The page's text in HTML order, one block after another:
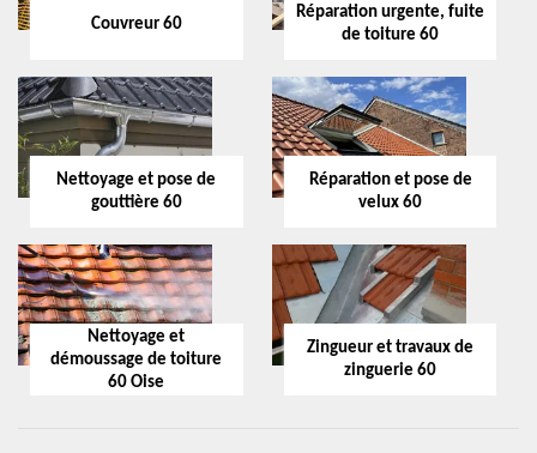
Couvreur 60
Réparation urgente, fuite
de toiture 60
Nettoyage et pose de
gouttière 60
Réparation et pose de
velux 60
Nettoyage et
démoussage de toiture
60 Oise
Zingueur et travaux de
zinguerie 60